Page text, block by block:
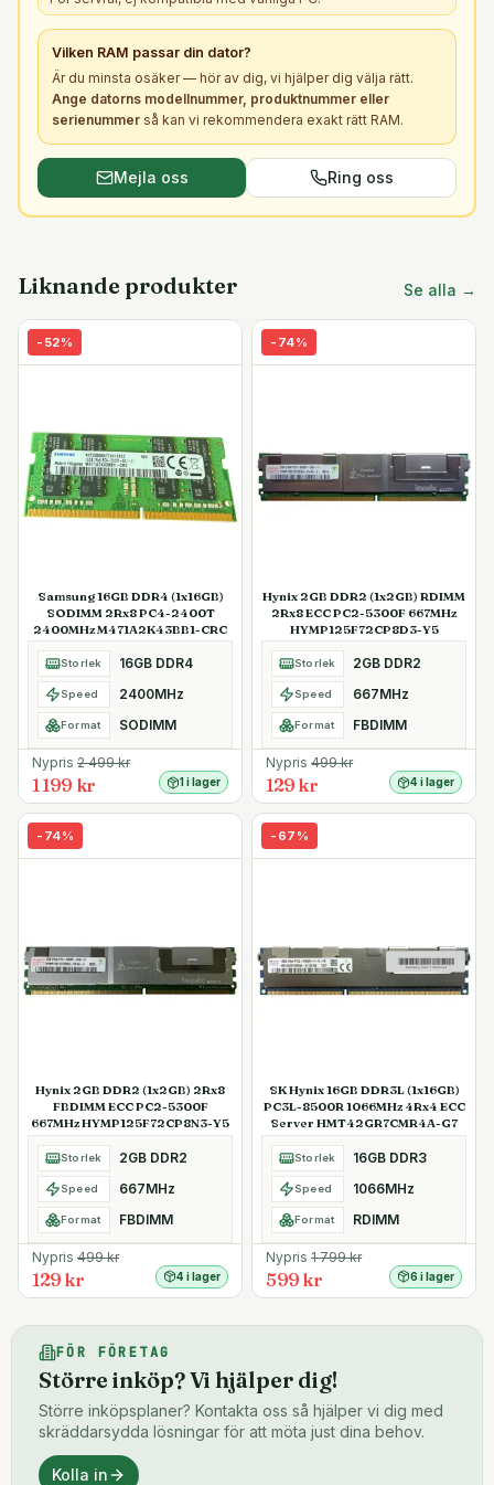
Vilken RAM passar din dator?
Är du minsta osäker — hör av dig, vi hjälper dig välja rätt.
Ange datorns modellnummer, produktnummer eller
serienummer så kan vi rekommendera exakt rätt RAM.
Mejla oss Ring oss
Liknande produkter Se alla →
- 52%
Samsung 16GB DDR4 (1x16GB)
SODIMM 2Rx8 PC4-2400T
2400MHz M471A2K43BB1-CRC
Storlek 16GB DDR4
Speed 2400MHz
Format SODIMM
Nypris 2 499kr
1 199 kr 1 i lager
- 74%
Hynix 2GB DDR2 (1x2GB) RDIMM
2Rx8 ECC PC2-5300F 667MHz
HYMP125F72CP8D3-Y5
Storlek 2GB DDR2
Speed 667MHz
Format FBDIMM
Nypris 499kr
129 kr 4 i lager
- 74%
Hynix 2GB DDR2 (1x2GB) 2Rx8
FBDIMM ECC PC2-5300F
667MHz HYMP125F72CP8N3-Y5
Storlek 2GB DDR2
Speed 667MHz
Format FBDIMM
Nypris 499kr
129 kr 4 i lager
- 67 %
SK Hynix 16GB DDR3L (1x16GB)
PC3L-8500R 1066MHz 4Rx4 ECC
Server HMT42GR7CMR4A-G7
Storlek 16GB DDR3
Speed 1066MHz
Format RDIMM
Nypris 1 799kr
599 kr 6 i lager
FÖR FÖRETAG
Större inköp? Vi hjälper dig!
Större inköpsplaner? Kontakta oss så hjälper vi dig med
skräddarsydda lösningar för att möta just dina behov.
Kolla in